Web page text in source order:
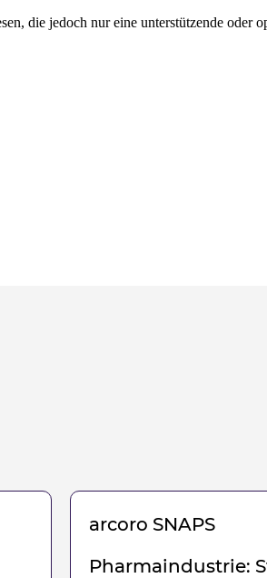
die jedoch nur eine unterstützende oder
arcoro SNAPS
Pharmaindustrie: